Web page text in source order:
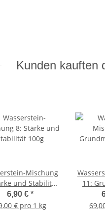
Kunden kauften
Mischung
und Stabilität
100g
6,90 € *
€ pro 1 kg
11: